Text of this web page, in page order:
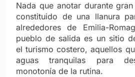
Nada que anotar durante
constituido de una llanura
alrededores de Emilia-
pueblo de salida es un sitio
el turismo costero, aquellos
aguas tranquilas para
monotonía de la rutina.